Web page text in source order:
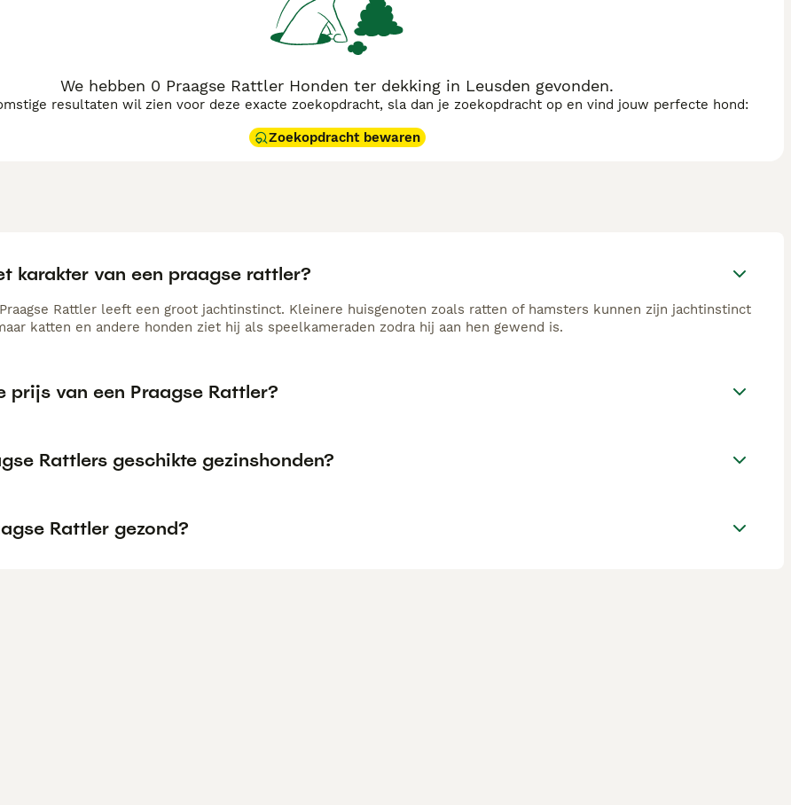
vaak gebruikt door geïnteresseerden die een pup willen aanschaffen. De zorg voor deze hond vraagt om regelmatige
evenals een consequente opvoeding om zijn temperament in goede banen te leiden.
We hebben 0 Praagse Rattler Honden ter dekking in Leusden gevonden.
resultaten wil zien voor deze exacte zoekopdracht, sla dan je zoekopdracht op en vind jouw perfecte hond:
Zoekopdracht bewaren
karakter van een praagse rattler?
Rattler leeft een groot jachtinstinct. Kleinere huisgenoten zoals ratten of hamsters kunnen zijn jachtinstinct
katten en andere honden ziet hij als speelkameraden zodra hij aan hen gewend is.
prijs van een Praagse Rattler?
Rattlers geschikte gezinshonden?
Rattler gezond?